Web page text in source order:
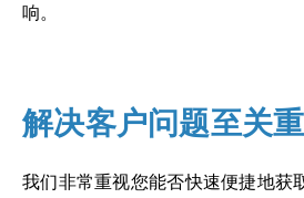
响。
解决客户问题至关
我们非常重视您能否快速便捷地获